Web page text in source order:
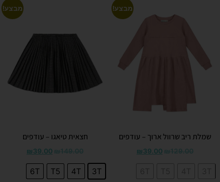
מבצע!
שמלת ריב שרוול ארוך – עודפים
₪39.00
מבצע!
חצאית טיאגו – עודפים
₪39.00
3T
4T
T5
6T